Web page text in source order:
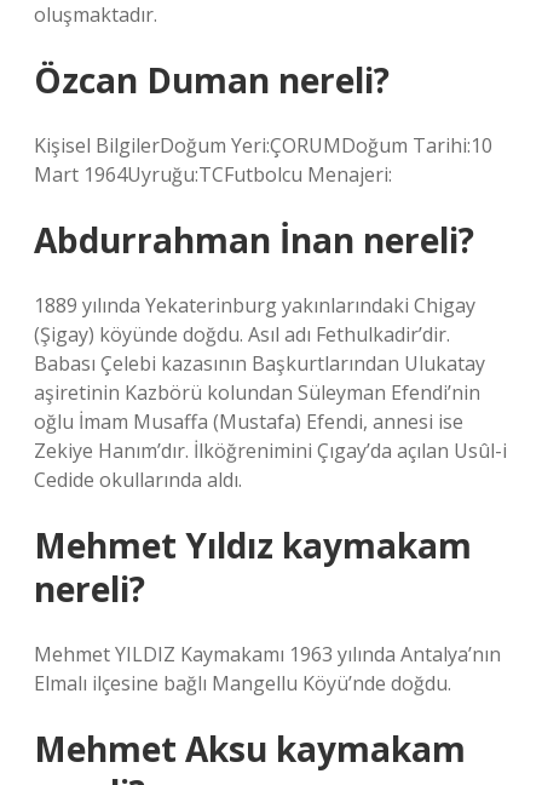
oluşmaktadır.
Özcan Duman nereli?
Kişisel BilgilerDoğum Yeri:ÇORUMDoğum Tarihi:10
Mart 1964Uyruğu:TCFutbolcu Menajeri:
Abdurrahman İnan nereli?
1889 yılında Yekaterinburg yakınlarındaki Chigay
(Şigay) köyünde doğdu. Asıl adı Fethulkadir’dir.
Babası Çelebi kazasının Başkurtlarından Ulukatay
aşiretinin Kazbörü kolundan Süleyman Efendi’nin
oğlu İmam Musaffa (Mustafa) Efendi, annesi ise
Zekiye Hanım’dır. İlköğrenimini Çıgay’da açılan Usûl-i
Cedide okullarında aldı.
Mehmet Yıldız kaymakam
nereli?
Mehmet YILDIZ Kaymakamı 1963 yılında Antalya’nın
Elmalı ilçesine bağlı Mangellu Köyü’nde doğdu.
Mehmet Aksu kaymakam